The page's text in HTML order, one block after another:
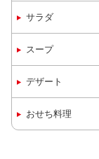
サラダ
スープ
デザート
おせち料理